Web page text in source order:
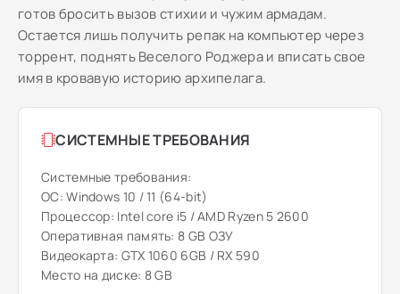
готов бросить вызов стихии и чужим армадам.
Остается лишь получить репак на компьютер через
торрент, поднять Веселого Роджера и вписать свое
имя в кровавую историю архипелага.
СИСТЕМНЫЕ ТРЕБОВАНИЯ
Системные требования:
ОС: Windows 10 / 11 (64-bit)
Процессор: Intel core i5 / AMD Ryzen 5 2600
Оперативная память: 8 GB ОЗУ
Видеокарта: GTX 1060 6GB / RX 590
Место на диске: 8 GB